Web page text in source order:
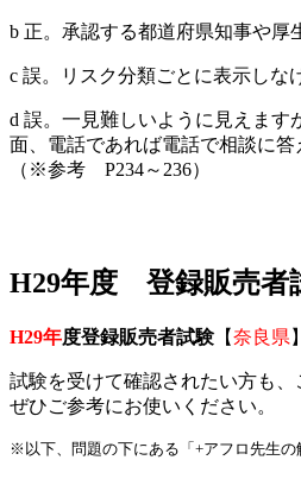
b 正。承認する都道府県知事や厚
c 誤。リスク分類ごとに表示しな
d 誤。一見難しいように見えま
面、電話であれば電話で相談に答
（※参考 P234～236）
H29年度 登録販売者
H29年度登録販売者試験【奈良県
試験を受けて確認されたい方も、
ぜひご参考にお使いください。
※以下、問題の下にある「+アフロ先生の